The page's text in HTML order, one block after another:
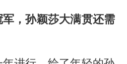
，孙颖莎大满贯还需